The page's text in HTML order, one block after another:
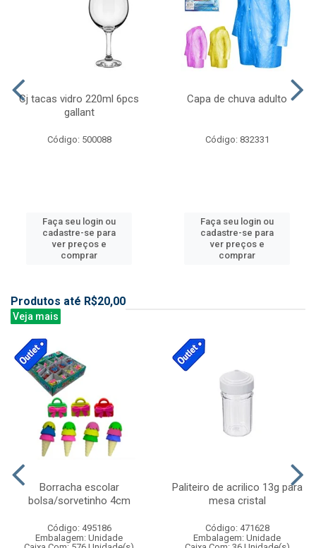
Cj tacas vidro 220ml 6pcs
gallant
Código: 500088
Faça seu login ou
cadastre-se para
ver preços e
comprar
Capa de chuva adulto
Código: 832331
Faça seu login ou
cadastre-se para
ver preços e
comprar
Produtos até R$20,00
Veja mais
Borracha escolar
bolsa/sorvetinho 4cm
Código: 495186
Embalagem: Unidade
Paliteiro de acrilico 13g para
mesa cristal
Código: 471628
Embalagem: Unidade